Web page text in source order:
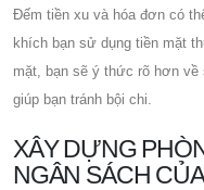
Đếm tiền xu và hóa đơn có
khích bạn sử dụng tiền mặt
mặt, bạn sẽ ý thức rõ hơn về
giúp bạn tránh bội chi.
XÂY DỰNG
NGÂN SÁCH